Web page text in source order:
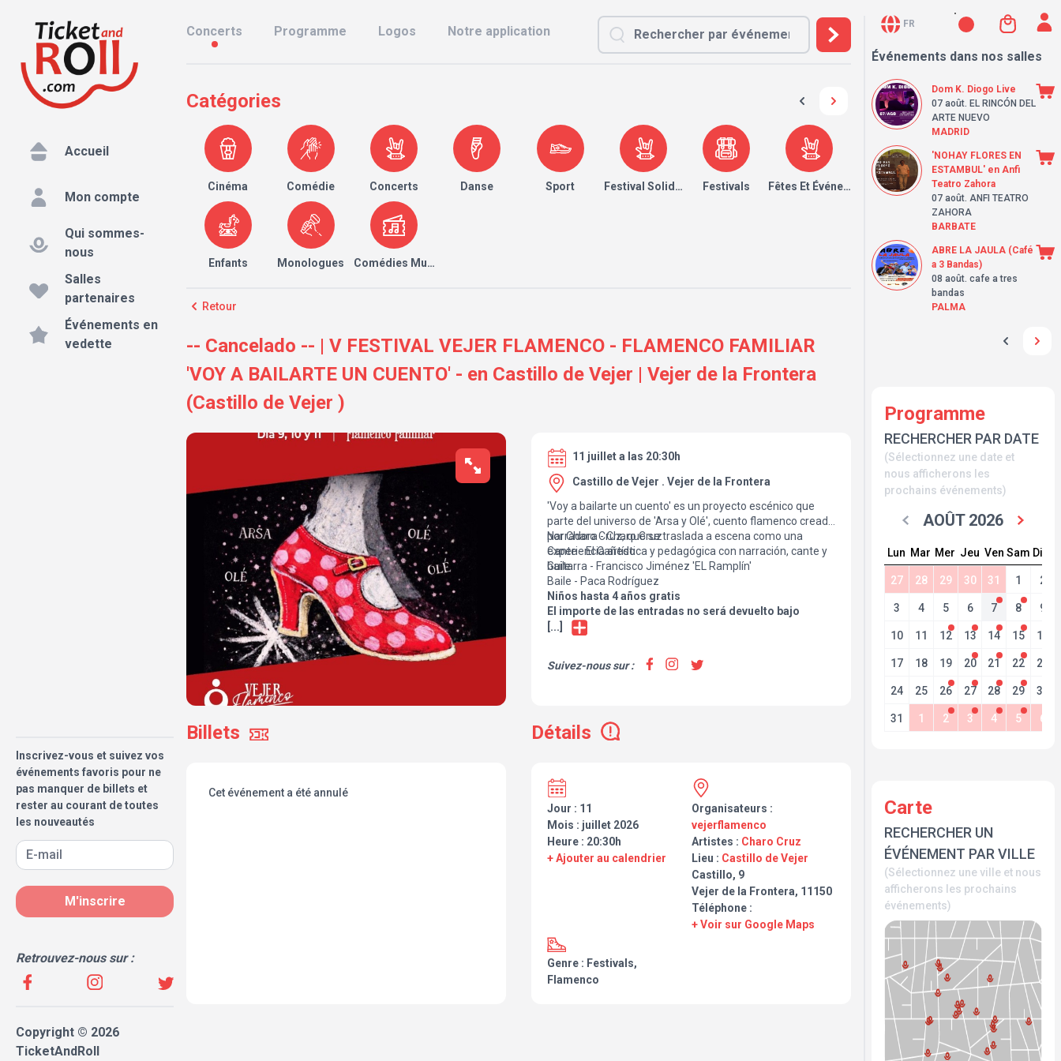
Accueil
Mon compte
Qui sommes-
nous
Salles
partenaires
Événements en
vedette
Inscrivez-vous et suivez vos
événements favoris pour ne
pas manquer de billets et
rester au courant de toutes
les nouveautés
M'inscrire
Retrouvez-nous sur :
Copyright © 2026
TicketAndRoll
Concerts Programme Logos Notre application
Catégories
Cinéma Comédie Concerts Danse Sport Festival Solidaire Festivals Fêtes Et Événements
Enfants Monologues Comédies Musicales
Retour
-- Cancelado -- | V FESTIVAL VEJER FLAMENCO - FLAMENCO FAMILIAR
'VOY A BAILARTE UN CUENTO' - en Castillo de Vejer | Vejer de la Frontera
(Castillo de Vejer )
11 juillet a las 20:30h
Castillo de Vejer . Vejer de la Frontera
'Voy a bailarte un cuento' es un proyecto escénico que
parte del universo de 'Arsa y Olé', cuento flamenco creado
por Charo Cruz, que se traslada a escena como una
experiencia artística y pedagógica con narración, cante y
baile.
Narradora - Charo Cruz
Cante - El Cañedo
Guitarra - Francisco Jiménez 'EL Ramplín'
Baile - Paca Rodríguez
Niños hasta 4 años gratis
El importe de las entradas no será devuelto bajo
ningún concepto excepto por la cancelación de las
Apertura de puertas - 20:15 H.
[...]
Suivez-nous sur :
Billets Détails
Cet événement a été annulé
Jour : 11
Mois : juillet 2026
Heure : 20:30h
+ Ajouter au calendrier
Organisateurs :
vejerflamenco
Artistes : Charo Cruz
Lieu : Castillo de Vejer
Castillo, 9
Vejer de la Frontera, 11150
Téléphone :
+ Voir sur Google Maps
Genre : Festivals,
Flamenco
FR
Événements dans nos salles
Dom K. Diogo Live
07 août. EL RINCÓN DEL
ARTE NUEVO
MADRID
'NOHAY FLORES EN
ESTAMBUL' en Anfi
Teatro Zahora
07 août. ANFI TEATRO
ZAHORA
BARBATE
ABRE LA JAULA (Café
a 3 Bandas)
08 août. cafe a tres
bandas
PALMA
Programme
RECHERCHER PAR DATE
(Sélectionnez une date et
nous afficherons les
prochains événements)
AOÛT 2026
Lun Mar Mer Jeu Ven Sam Dim
27 28 29 30 31 1 2
3 4 5 6 7 8 9
10 11 12 13 14 15 16
17 18 19 20 21 22 23
24 25 26 27 28 29 30
31 1 2 3 4 5 6
Carte
RECHERCHER UN
ÉVÉNEMENT PAR VILLE
(Sélectionnez une ville et nous
afficherons les prochains
événements)